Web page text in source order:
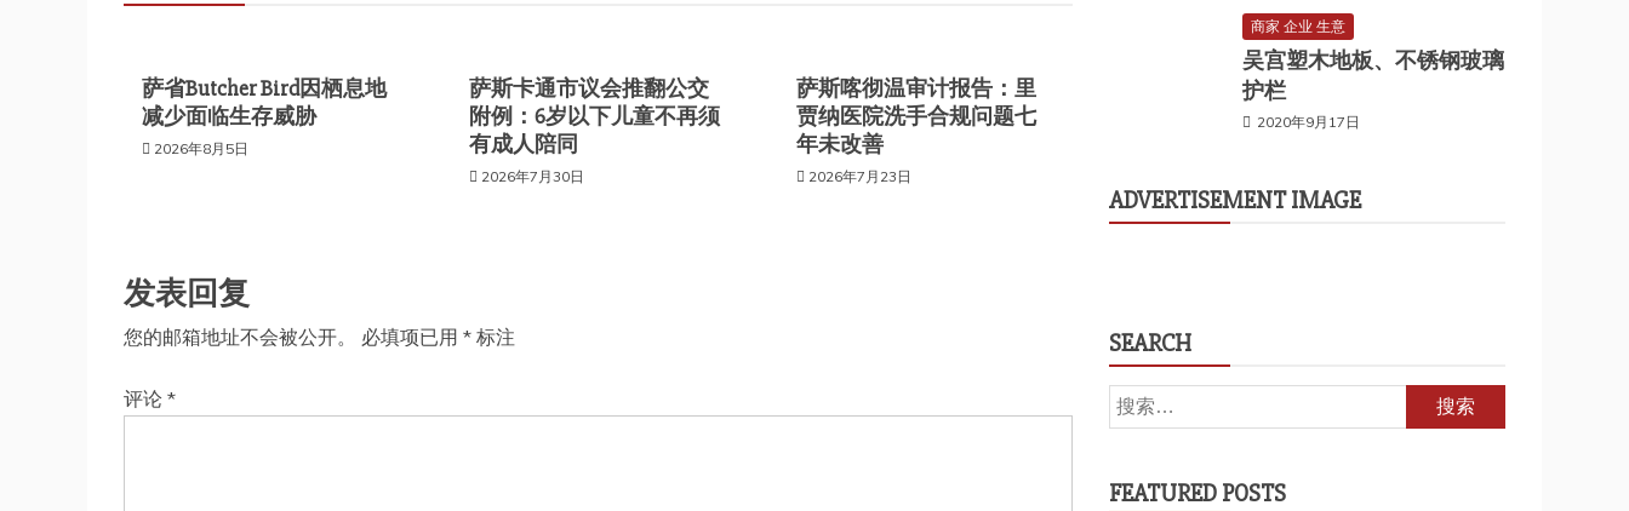
萨省Butcher Bird因栖息地
减少面临生存威胁
2026年8月5日
萨斯卡通市议会推翻公交
附例：6岁以下儿童不再须
有成人陪同
2026年7月30日
萨斯喀彻温审计报告：里
贾纳医院洗手合规问题七
年未改善
2026年7月23日
发表回复
您的邮箱地址不会被公开。 必填项已用 * 标注
评论 *
商家 企业 生意
吴宫塑木地板、不锈钢玻璃
护栏
2020年9月17日
ADVERTISEMENT IMAGE
SEARCH
搜
索：
FEATURED POSTS